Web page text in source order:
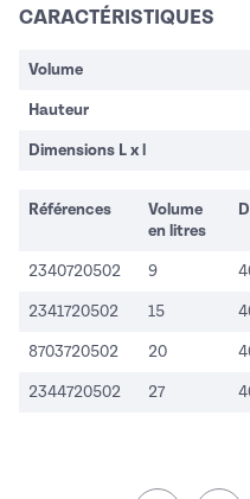
CARACTÉRISTIQUES
Volume
Hauteur
Dimensions L x l
Références
Volume
en litres
2340720502 9
2341720502 15
8703720502 20
2344720502 27